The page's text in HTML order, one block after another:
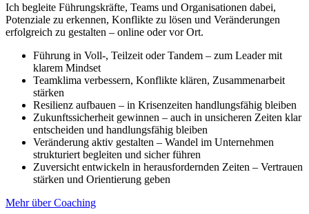
Ich begleite Führungskräfte, Teams und Organisationen dabei,
Potenziale zu erkennen, Konflikte zu lösen und Veränderungen
erfolgreich zu gestalten – online oder vor Ort.
Führung in Voll-, Teilzeit oder Tandem – zum Leader mit
klarem Mindset
Teamklima verbessern, Konflikte klären, Zusammenarbeit
stärken
Resilienz aufbauen – in Krisenzeiten handlungsfähig bleiben
Zukunftssicherheit gewinnen – auch in unsicheren Zeiten klar
entscheiden und handlungsfähig bleiben
Veränderung aktiv gestalten – Wandel im Unternehmen
strukturiert begleiten und sicher führen
Zuversicht entwickeln in herausfordernden Zeiten – Vertrauen
stärken und Orientierung geben
Mehr über Coaching